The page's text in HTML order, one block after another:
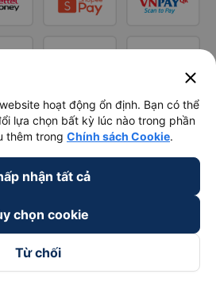
close
hoạt động ổn định. Bạn có thể
lựa chọn bất kỳ lúc nào trong phần
thêm trong Chính sách Cookie.
nhận tất cả
chọn cookie
Từ chối